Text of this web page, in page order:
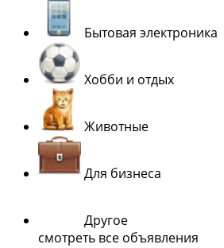
Бытовая электроника
Хобби и отдых
Животные
Для бизнеса
Другое
смотреть все объявления